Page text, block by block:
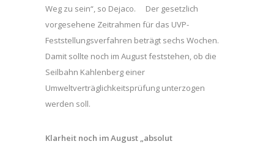
Weg zu sein“, so Dejaco. Der gesetzlich
vorgesehene Zeitrahmen für das UVP-
Feststellungsverfahren beträgt sechs Wochen.
Damit sollte noch im August feststehen, ob die
Seilbahn Kahlenberg einer
Umweltverträglichkeitsprüfung unterzogen
werden soll.
Klarheit noch im August „absolut